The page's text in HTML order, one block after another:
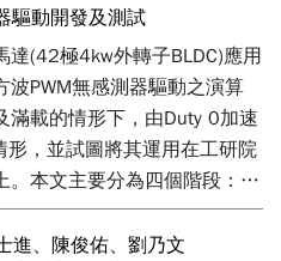
驅動開發及測試
達(42極4kw外轉子BLDC)應用
PWM無感測器驅動之演算
滿載的情形下，由Duty 0加速
，並試圖將其運用在工研院
本文主要分為四個階段：
演算法撰寫(3)空載Duty 0-
扇葉) Duty 0-100 %加速測
進、陳俊佑、劉乃文